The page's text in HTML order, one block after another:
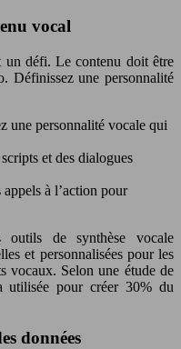
vocal
un défi. Le contenu doit être
Définissez une personnalité
une personnalité vocale qui
et des dialogues
appels à l’action pour
de synthèse vocale
et personnalisées pour les
vocaux. Selon une étude de
utilisée pour créer 30% du
données